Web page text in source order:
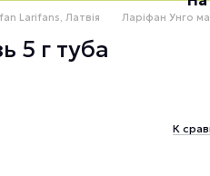
Larifans, Латвія Ларіфан Унго
5 г туба
К